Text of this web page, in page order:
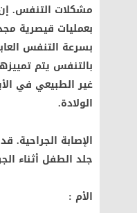
مشكلات التنفس.
بعمليات قيصرية
بسرعة التنفس
بالتنفس يتم
غير الطبيعي في
الولادة.
الإصابة
جلد الطفل أثناء
الأم :